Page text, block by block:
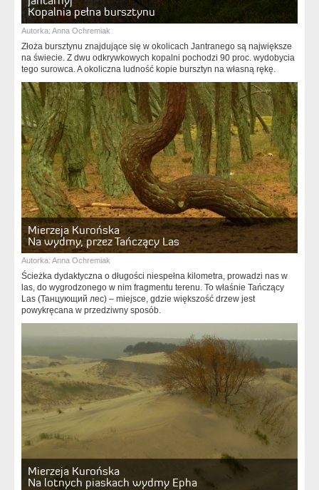
Kopalnia pełna bursztynu
Autorka: Anna Ochremiak
Złoża bursztynu znajdujące się w okolicach Jantranego są największe
na świecie. Z dwu odkrywkowych kopalni pochodzi 90 proc. wydobycia
tego surowca. A okoliczna ludność kopie bursztyn na własną rękę.
Mierzeja Kurońska
Na wydmy, przez Tańczący Las
Autorka: Anna Ochremiak
Ścieżka dydaktyczna o długości niespełna kilometra, prowadzi nas w
las, do wygrodzonego w nim fragmentu terenu. To właśnie Tańczący
Las (Танцующий лес) – miejsce, gdzie większość drzew jest
powykręcana w przedziwny sposób.
Mierzeja Kurońska
Na lotnych piaskach wydmy Epha